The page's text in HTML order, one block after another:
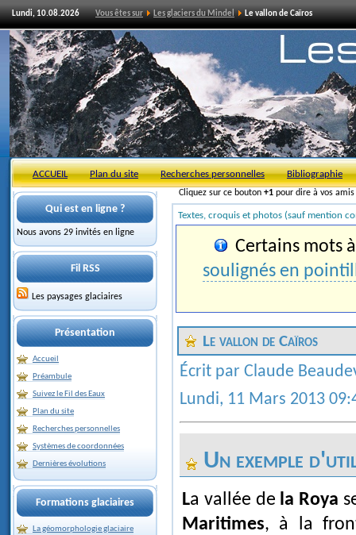
Lundi, 10.08.2026 Vous êtes sur Les glaciers du Mindel Le vallon de Caïros
ACCUEIL Plan du site Recherches personnelles Bibliographie
Cliquez sur ce bouton +1 pour dire à vos
Qui est en ligne ?
Nous avons 29 invités en ligne
Fil RSS
Les paysages glaciaires
Présentation
Accueil
Préambule
Suivez le Fil des Eaux
Plan du site
Recherches personnelles
Systèmes de coordonnées
Dernières évolutions
Formations glaciaires
La géomorphologie glaciaire
Textes, croquis et photos (sauf mention
Certains mots
soulignés en
Le vallon de Caïros
Écrit par Claude
Lundi, 11 Mars 2013
Un exemple
La vallée de la Roya
Maritimes, à la